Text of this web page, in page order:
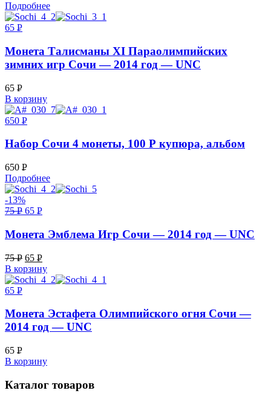
УБ.
Подробнее
65 Р
Монета Талисманы XI Параолимпийских
зимних игр Сочи — 2014 год — UNC
65 Р
УБ.
В корзину
650 Р
Набор Сочи 4 монеты, 100 Р купюра, альбом
650 Р
УБ.
Подробнее
-13%
75Р 65 Р
Монета Эмблема Игр Сочи — 2014 год — UNC
75Р
УБ.
65 Р
УБ.
В корзину
65 Р
Монета Эстафета Олимпийского огня Сочи —
2014 год — UNC
65 Р
УБ.
В корзину
Каталог товаров